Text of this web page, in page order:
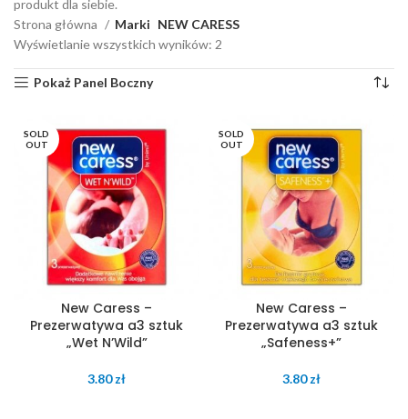
produkt dla siebie.
Strona główna
Marki NEW CARESS
Wyświetlanie wszystkich wyników: 2
Pokaż Panel Boczny
SOLD
OUT
New Caress –
Prezerwatywa a3 sztuk
„Wet N’Wild”
3.80zł
SOLD
OUT
New Caress –
Prezerwatywa a3 sztuk
„Safeness+”
3.80zł